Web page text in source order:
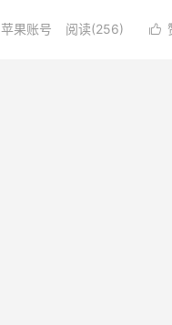

苹果账号 阅读(256)